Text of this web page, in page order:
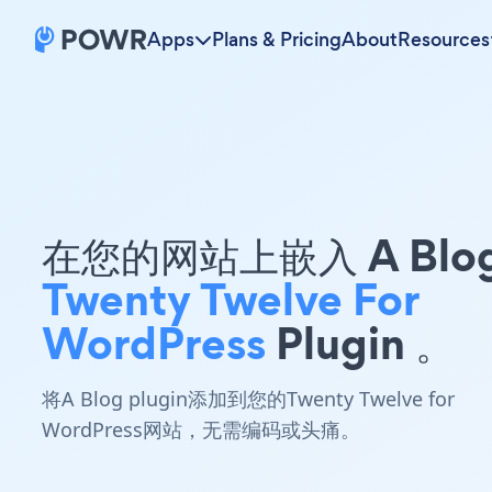
Apps Plans & PricingAboutResources
在您的网站上嵌入 A
Twenty Twelve For
WordPress Plugin 。
将A Blog plugin添加到您的Twenty Twelve for
WordPress网站，无需编码或头痛。